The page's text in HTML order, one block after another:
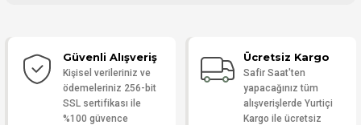
Yorum Yaz
Güvenli Alışveriş
Kişisel verileriniz ve
ödemeleriniz 256-bit
SSL sertifikası ile
%100 güvence
Ücretsiz Kargo
Safir Saat'ten
yapacağınız tüm
alışverişlerde Yurtiçi
Kargo ile ücretsiz